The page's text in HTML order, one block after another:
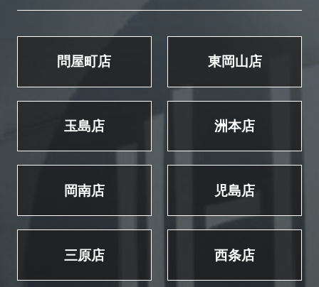
問屋町店 東岡山店
玉島店 洲本店
岡南店 児島店
三原店 西条店